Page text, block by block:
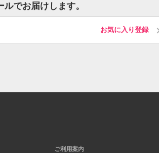
でお届けします。
お気に入り登録
ご利用案内